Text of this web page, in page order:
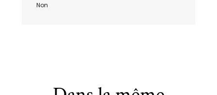
Non